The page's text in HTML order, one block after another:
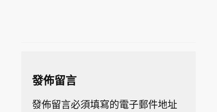
發佈留言
發佈留言必須填寫的電子郵件地址